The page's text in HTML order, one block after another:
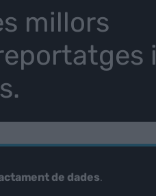
millors
i
de dades.